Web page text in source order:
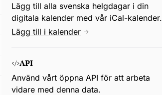
Lägg till alla svenska helgdagar i din
digitala kalender med vår iCal-kalender.
Lägg till i kalender
API
Använd vårt öppna API för att arbeta
vidare med denna data.